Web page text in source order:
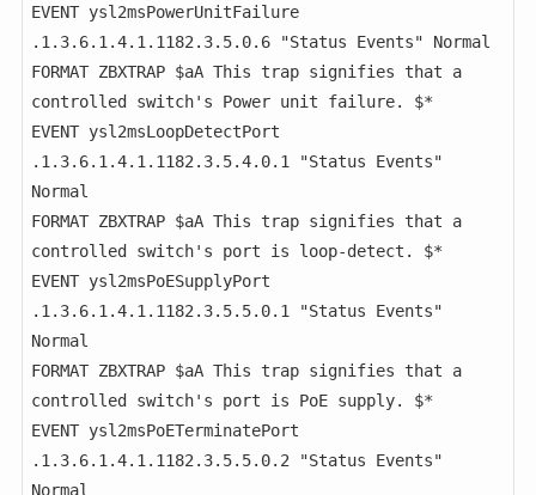
EVENT ysl2msPowerUnitFailure
.1.3.6.1.4.1.1182.3.5.0.6 "Status Events" Normal
FORMAT ZBXTRAP $aA This trap signifies that a
controlled switch's Power unit failure. $*
EVENT ysl2msLoopDetectPort
.1.3.6.1.4.1.1182.3.5.4.0.1 "Status Events"
Normal
FORMAT ZBXTRAP $aA This trap signifies that a
controlled switch's port is loop-detect. $*
EVENT ysl2msPoESupplyPort
.1.3.6.1.4.1.1182.3.5.5.0.1 "Status Events"
Normal
FORMAT ZBXTRAP $aA This trap signifies that a
controlled switch's port is PoE supply. $*
EVENT ysl2msPoETerminatePort
.1.3.6.1.4.1.1182.3.5.5.0.2 "Status Events"
Normal